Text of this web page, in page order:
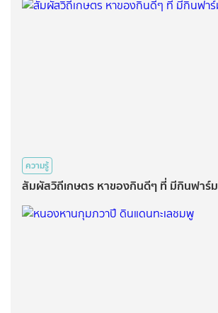
ความรู้
สัมผัสวิถีเกษตร หาของกินดีๆ ที่ มีกินฟาร์ม